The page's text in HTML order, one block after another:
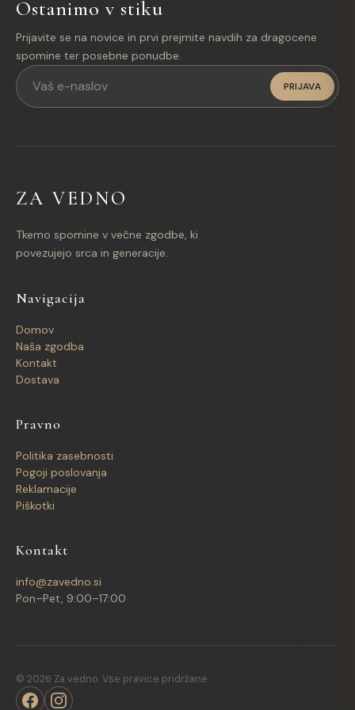
obvestilo z vsemi podrobnostmi vašega naročila.
stika pa priporočamo izbiro ene od možnosti
predplačila.
Ostanimo v stiku
Prijavite se na novice in prvi prejmite navdih za dragocene
spomine ter posebne ponudbe.
PRIJAVA
ZA VEDNO
Tkemo spomine v večne zgodbe, ki
povezujejo srca in generacije.
Navigacija
Domov
Naša zgodba
Kontakt
Dostava
Pravno
Politika zasebnosti
Pogoji poslovanja
Reklamacije
Piškotki
Kontakt
info@zavedno.si
Pon–Pet, 9:00–17:00
© 2026 Za vedno. Vse pravice pridržane.